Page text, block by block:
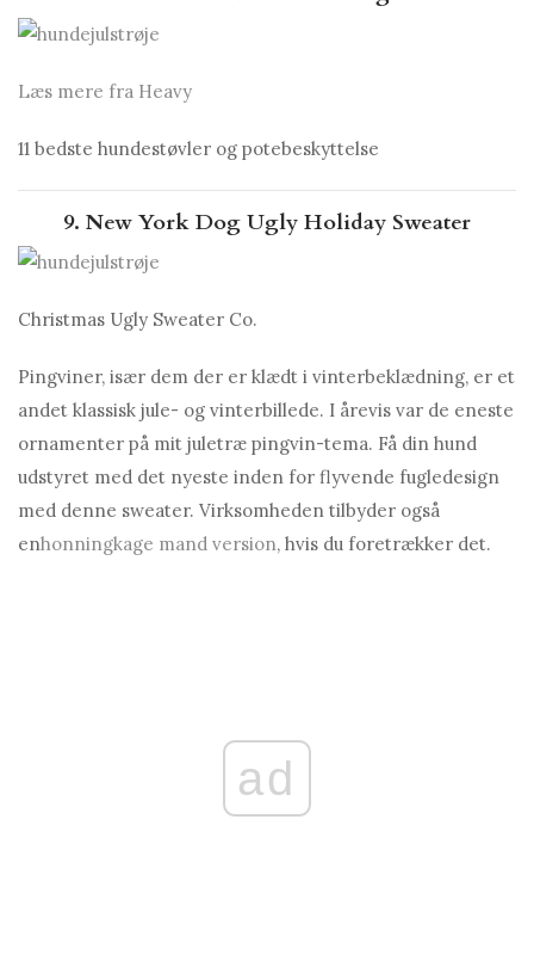
Læs mere fra Heavy
11 bedste hundestøvler og potebeskyttelse
9. New York Dog Ugly Holiday Sweater
Christmas Ugly Sweater Co.
Pingviner, især dem der er klædt i vinterbeklædning, er et
andet klassisk jule- og vinterbillede. I årevis var de eneste
ornamenter på mit juletræ pingvin-tema. Få din hund
udstyret med det nyeste inden for flyvende fugledesign
med denne sweater. Virksomheden tilbyder også
enhonningkage mand version, hvis du foretrækker det.
ad